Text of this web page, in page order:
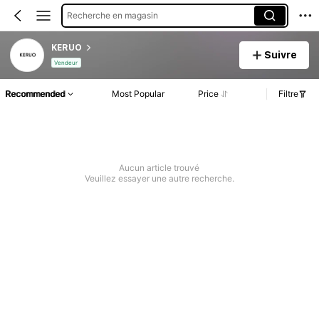
Recherche en magasin
KERUO
Vendeur
Suivre
Recommended Most Popular Price Filtre
Aucun article trouvé
Veuillez essayer une autre recherche.